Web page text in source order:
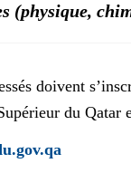
(physique,
doivent
du Qatar